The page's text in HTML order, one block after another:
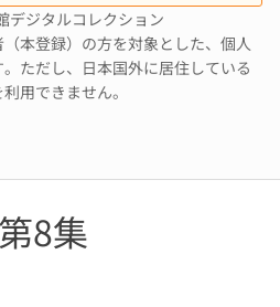
デジタルコレクション
本登録）の方を対象とした、個人
ただし、日本国外に居住している
用できません。
8集